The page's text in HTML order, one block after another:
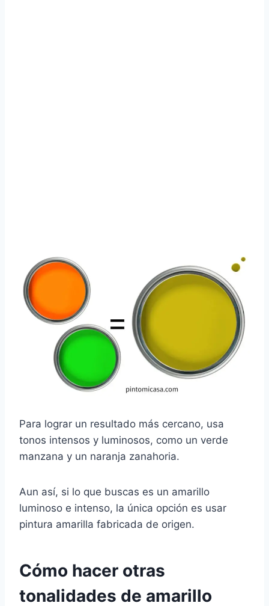
Para lograr un resultado más cercano, usa
tonos intensos y luminosos, como un verde
manzana y un naranja zanahoria.
Aun así, si lo que buscas es un amarillo
luminoso e intenso, la única opción es usar
pintura amarilla fabricada de origen.
Cómo hacer otras
tonalidades de amarillo